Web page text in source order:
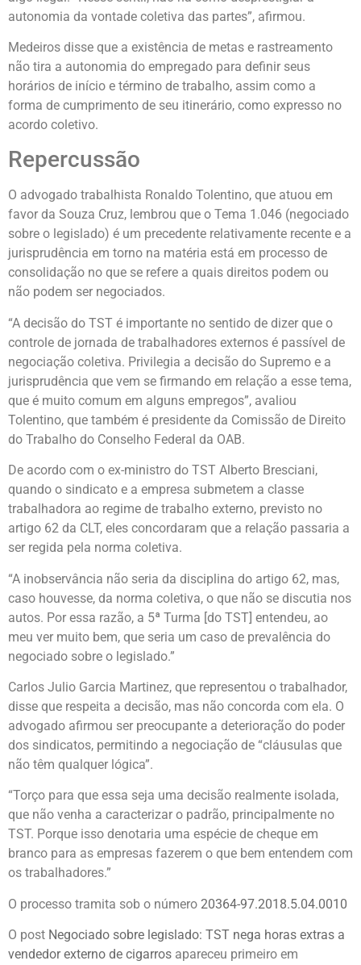
autonomia da vontade coletiva das partes”, afirmou.
Medeiros disse que a existência de metas e rastreamento
não tira a autonomia do empregado para definir seus
horários de início e término de trabalho, assim como a
forma de cumprimento de seu itinerário, como expresso no
acordo coletivo.
Repercussão
O advogado trabalhista Ronaldo Tolentino, que atuou em
favor da Souza Cruz, lembrou que o Tema 1.046 (negociado
sobre o legislado) é um precedente relativamente recente e a
jurisprudência em torno na matéria está em processo de
consolidação no que se refere a quais direitos podem ou
não podem ser negociados.
“A decisão do TST é importante no sentido de dizer que o
controle de jornada de trabalhadores externos é passível de
negociação coletiva. Privilegia a decisão do Supremo e a
jurisprudência que vem se firmando em relação a esse tema,
que é muito comum em alguns empregos”, avaliou
Tolentino, que também é presidente da Comissão de Direito
do Trabalho do Conselho Federal da OAB.
De acordo com o ex-ministro do TST Alberto Bresciani,
quando o sindicato e a empresa submetem a classe
trabalhadora ao regime de trabalho externo, previsto no
artigo 62 da CLT, eles concordaram que a relação passaria a
ser regida pela norma coletiva.
“A inobservância não seria da disciplina do artigo 62, mas,
caso houvesse, da norma coletiva, o que não se discutia nos
autos. Por essa razão, a 5ª Turma [do TST] entendeu, ao
meu ver muito bem, que seria um caso de prevalência do
negociado sobre o legislado.”
Carlos Julio Garcia Martinez, que representou o trabalhador,
disse que respeita a decisão, mas não concorda com ela. O
advogado afirmou ser preocupante a deterioração do poder
dos sindicatos, permitindo a negociação de “cláusulas que
não têm qualquer lógica”.
“Torço para que essa seja uma decisão realmente isolada,
que não venha a caracterizar o padrão, principalmente no
TST. Porque isso denotaria uma espécie de cheque em
branco para as empresas fazerem o que bem entendem com
os trabalhadores.”
O processo tramita sob o número 20364-97.2018.5.04.0010
O post Negociado sobre legislado: TST nega horas extras a
vendedor externo de cigarros apareceu primeiro em